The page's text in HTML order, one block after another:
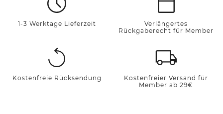
1-3 Werktage Lieferzeit
Verlängertes
Rückgaberecht für Member
Kostenfreie Rücksendung
Kostenfreier Versand für
Member ab 29€